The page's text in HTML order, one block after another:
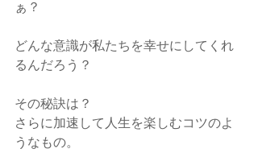
ぁ？
どんな意識が私たちを幸せにしてくれ
るんだろう？
その秘訣は？
さらに加速して人生を楽しむコツのよ
うなもの。